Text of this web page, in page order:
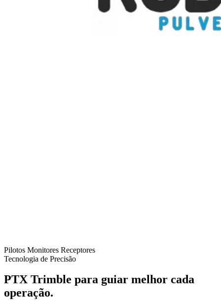
Pilotos Monitores Receptores
Tecnologia de Precisão
PTX Trimble para guiar melhor cada
operação.